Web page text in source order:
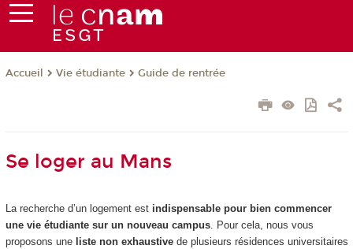
Accueil Vie étudiante Guide de rentrée
Se loger au Mans
La recherche d’un logement est indispensable pour bien commencer
une vie étudiante sur un nouveau campus. Pour cela, nous vous
proposons uneliste non exhaustivede plusieurs résidences universitaires